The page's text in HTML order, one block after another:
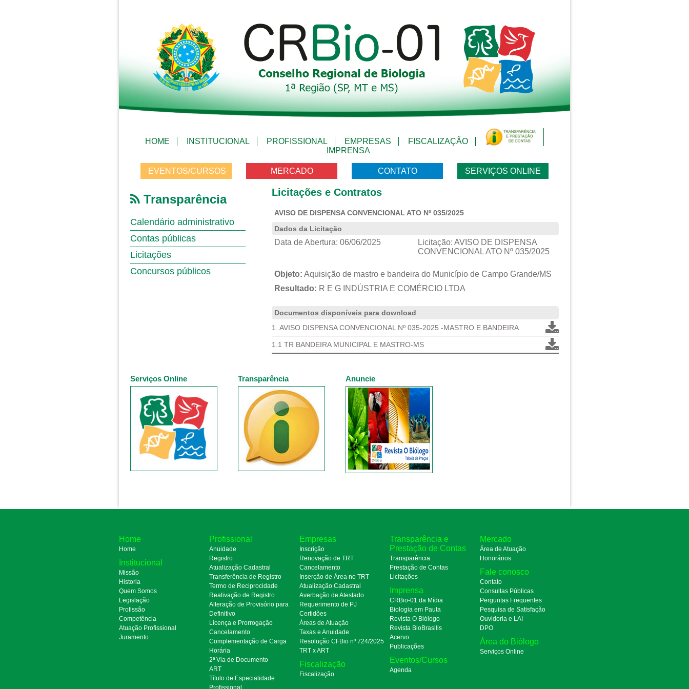
HOME INSTITUCIONAL PROFISSIONAL EMPRESAS
FISCALIZAÇÃO
IMPRENSA
EVENTOS/CURSOS MERCADO CONTATO SERVIÇOS ONLINE
Transparência
Calendário administrativo
Contas públicas
Licitações
Concursos públicos
Licitações e Contratos
AVISO DE DISPENSA CONVENCIONAL ATO Nº 035/2025
Dados da Licitação
Data de Abertura: 06/06/2025 Licitação: AVISO DE DISPENSA
CONVENCIONAL ATO Nº 035/2025
Objeto: Aquisição de mastro e bandeira do Município de Campo Grande/MS
Resultado: R E G INDÚSTRIA E COMÉRCIO LTDA
Documentos disponíveis para download
1. AVISO DISPENSA CONVENCIONAL Nº 035-2025 -MASTRO E BANDEIRA
1.1 TR BANDEIRA MUNICIPAL E MASTRO-MS
Serviços Online Transparência Anuncie
Home
Home
Institucional
Missão
Historia
Quem Somos
Legislação
Profissão
Competência
Atuação Profissional
Juramento
Profissional
Anuidade
Registro
Atualização Cadastral
Transferência de Registro
Termo de Reciprocidade
Reativação de Registro
Alteração de Provisório para
Definitivo
Licença e Prorrogação
Cancelamento
Complementação de Carga
Horária
2ª Via de Documento
ART
Título de Especialidade
Profissional
Empresas
Inscrição
Renovação de TRT
Cancelamento
Inserção de Área no TRT
Atualização Cadastral
Averbação de Atestado
Requerimento de PJ
Certidões
Áreas de Atuação
Taxas e Anuidade
Resolução CFBio nº 724/2025
TRT x ART
Fiscalização
Fiscalização
Transparência e
Prestação de Contas
Transparência
Prestação de Contas
Licitações
Imprensa
CRBio-01 da Mídia
Biologia em Pauta
Revista O Biólogo
Revista BioBrasilis
Acervo
Publicações
Eventos/Cursos
Agenda
Mercado
Área de Atuação
Honorários
Fale conosco
Contato
Consultas Públicas
Perguntas Frequentes
Pesquisa de Satisfação
Ouvidoria e LAI
DPO
Área do Biólogo
Serviços Online